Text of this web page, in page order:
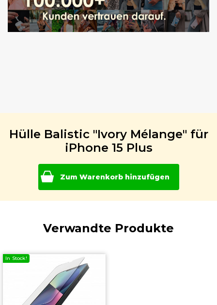
Hülle Balistic "Ivory Mélange" für
iPhone 15 Plus
Zum Warenkorb hinzufügen
Verwandte Produkte
In Stock!